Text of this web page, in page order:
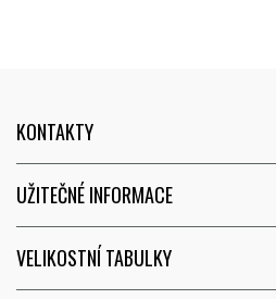
KONTAKTY
UŽITEČNÉ INFORMACE
VELIKOSTNÍ TABULKY